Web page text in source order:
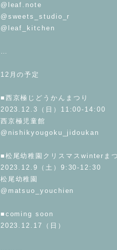
@leaf.note
@sweets_studio_r
@leaf_kitchen
12月の予定
■西京極じどうかんまつり
2023.12.3（日）11:00-14:00
西京極児童館
@nishikyougoku_jidoukan
■松尾幼稚園クリスマスwinterま
2023.12.9（土）9:30-12:30
松尾幼稚園
@matsuo_youchien
■coming soon
2023.12.17（日）